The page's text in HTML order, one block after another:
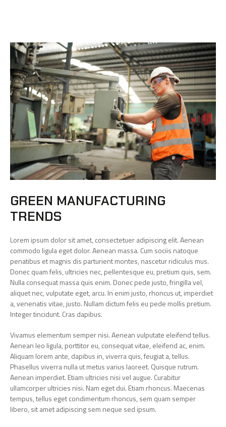
GREEN MANUFACTURING
TRENDS
Lorem ipsum dolor sit amet, consectetuer adipiscing elit. Aenean
commodo ligula eget dolor. Aenean massa. Cum sociis natoque
penatibus et magnis dis parturient montes, nascetur ridiculus mus.
Donec quam felis, ultricies nec, pellentesque eu, pretium quis, sem.
Nulla consequat massa quis enim. Donec pede justo, fringilla vel,
aliquet nec, vulputate eget, arcu. In enim justo, rhoncus ut, imperdiet
a, venenatis vitae, justo. Nullam dictum felis eu pede mollis pretium.
Integer tincidunt. Cras dapibus.
Vivamus elementum semper nisi. Aenean vulputate eleifend tellus.
Aenean leo ligula, porttitor eu, consequat vitae, eleifend ac, enim.
Aliquam lorem ante, dapibus in, viverra quis, feugiat a, tellus.
Phasellus viverra nulla ut metus varius laoreet. Quisque rutrum.
Aenean imperdiet. Etiam ultricies nisi vel augue. Curabitur
ullamcorper ultricies nisi. Nam eget dui. Etiam rhoncus. Maecenas
tempus, tellus eget condimentum rhoncus, sem quam semper
libero, sit amet adipiscing sem neque sed ipsum.